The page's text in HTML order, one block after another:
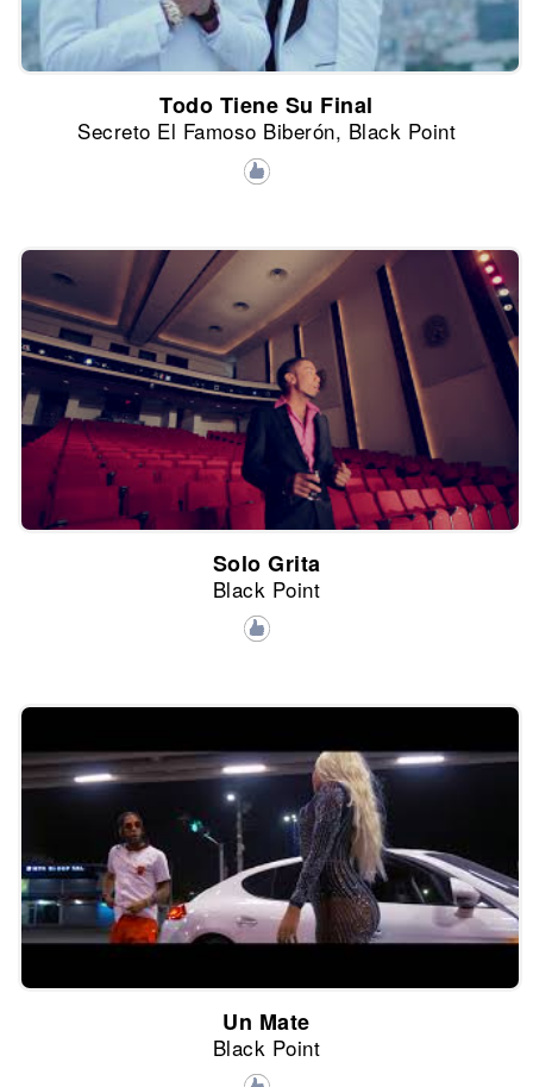
Todo Tiene Su Final
Secreto El Famoso Biberón, Black Point
Solo Grita
Black Point
Un Mate
Black Point